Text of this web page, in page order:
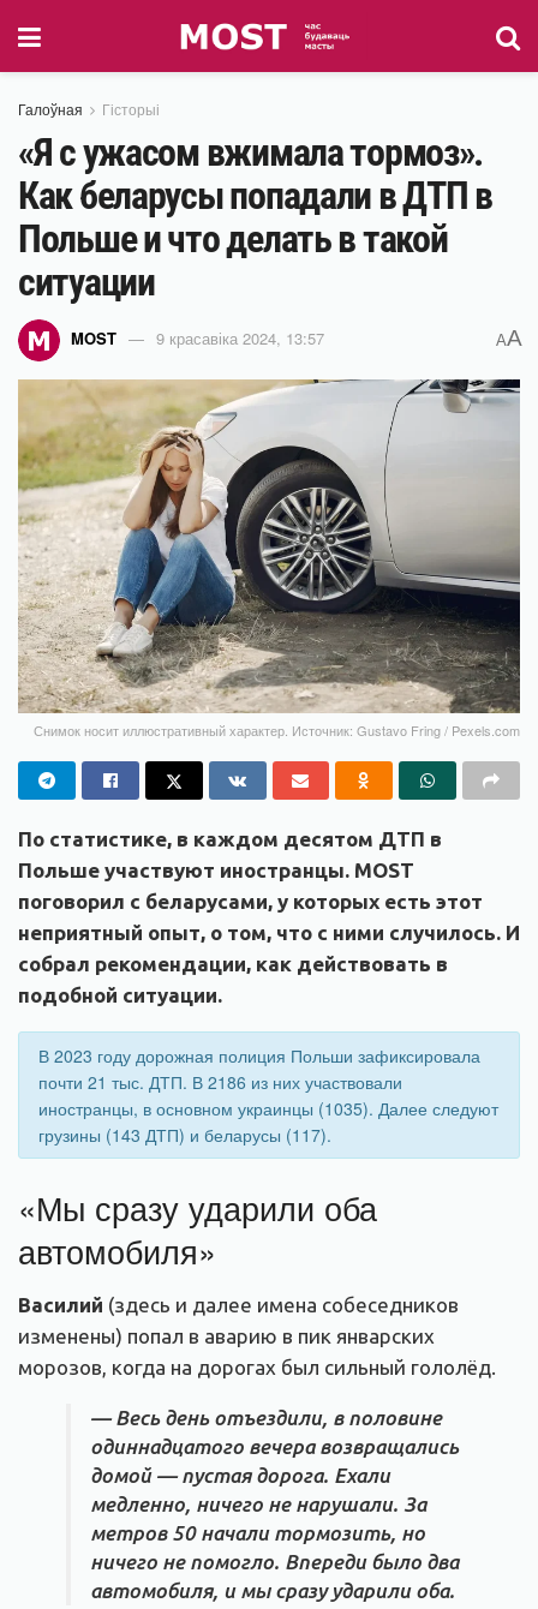
Галоўная Гісторыі
«Я с ужасом вжимала тормоз».
Как беларусы попадали в ДТП в
Польше и что делать в такой
ситуации
MOST 9 красавіка 2024, 13:57 AA
Снимок носит иллюстративный характер. Источник: Gustavo Fring / Pexels.com
По статистике, в каждом десятом ДТП в
Польше участвуют иностранцы. MOST
поговорил с беларусами, у которых есть этот
неприятный опыт, о том, что с ними случилось. И
собрал рекомендации, как действовать в
подобной ситуации.
В 2023 году дорожная полиция Польши зафиксировала
почти 21 тыс. ДТП. В 2186 из них участвовали
иностранцы, в основном украинцы (1035). Далее следуют
грузины (143 ДТП) и беларусы (117).
«Мы сразу ударили оба
автомобиля»
Василий (здесь и далее имена собеседников
изменены) попал в аварию в пик январских
морозов, когда на дорогах был сильный гололёд.
— Весь день отъездили, в половине
одиннадцатого вечера возвращались
домой — пустая дорога. Ехали
медленно, ничего не нарушали. За
метров 50 начали тормозить, но
ничего не помогло. Впереди было два
автомобиля, и мы сразу ударили оба.